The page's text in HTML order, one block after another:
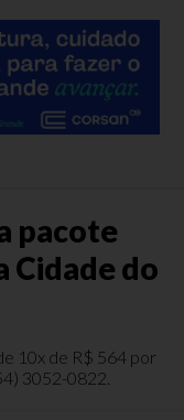
pacote
Cidade do
10x de R$ 564 por
3052-0822.